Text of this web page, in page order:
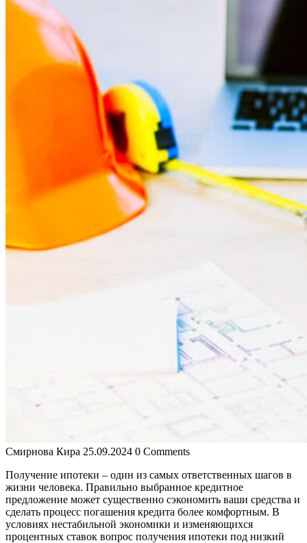
Смирнова Кира 25.09.2024 0 Comments
Получение ипотеки – один из самых ответственных шагов в
жизни человека. Правильно выбранное кредитное
предложение может существенно сэкономить ваши средства и
сделать процесс погашения кредита более комфортным. В
условиях нестабильной экономики и изменяющихся
процентных ставок вопрос получения ипотеки под низкий